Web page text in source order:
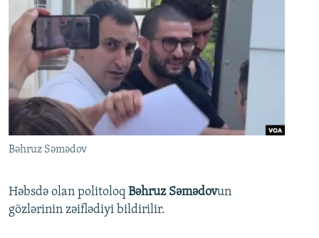
Bəhruz Səmədov
Həbsdə olan politoloq Bəhruz Səmədovun
gözlərinin zəiflədiyi bildirilir.